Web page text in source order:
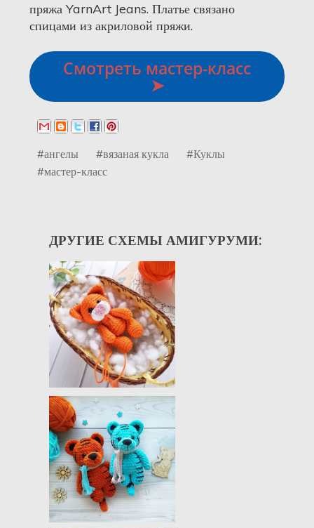
пряжа YarnArt Jeans. Платье связано
спицами из акриловой пряжи.
Смотреть мастер-класс
➤
#ангелы #вязаная кукла
#Куклы
#мастер-класс
ДРУГИЕ СХЕМЫ АМИГУРУМИ: